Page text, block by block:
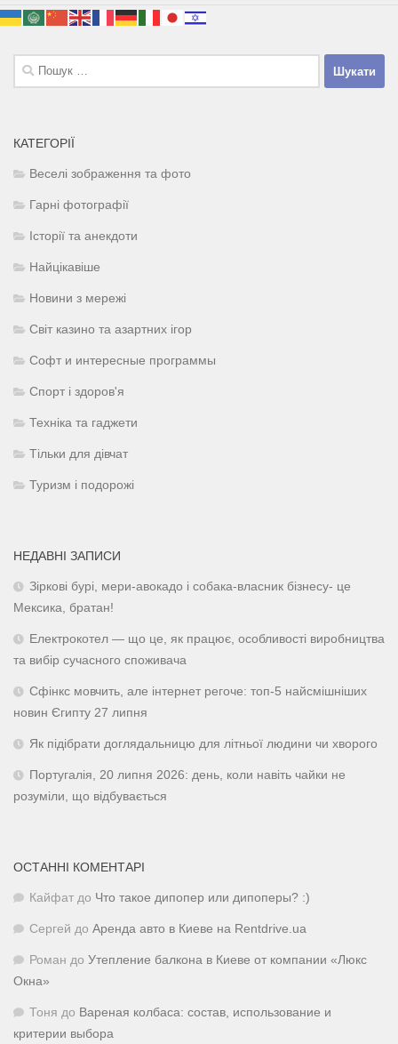
Пошук:
КАТЕГОРІЇ
Веселі зображення та фото
Гарні фотографії
Історії та анекдоти
Найцікавіше
Новини з мережі
Світ казино та азартних ігор
Софт и интересные программы
Спорт і здоров'я
Техніка та гаджети
Тільки для дівчат
Туризм і подорожі
НЕДАВНІ ЗАПИСИ
Зіркові бурі, мери-авокадо і собака-власник бізнесу- це
Мексика, братан!
Електрокотел — що це, як працює, особливості виробництва
та вибір сучасного споживача
Сфінкс мовчить, але інтернет регоче: топ-5 найсмішніших
новин Єгипту 27 липня
Як підібрати доглядальницю для літньої людини чи хворого
Португалія, 20 липня 2026: день, коли навіть чайки не
розуміли, що відбувається
ОСТАННІ КОМЕНТАРІ
Кайфат до Что такое дипопер или дипоперы? :)
Сергей до Аренда авто в Киеве на Rentdrive.ua
Роман до Утепление балкона в Киеве от компании «Люкс
Окна»
Тоня до Вареная колбаса: состав, использование и
критерии выбора